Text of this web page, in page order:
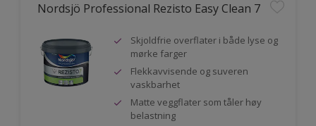
Nordsjö Professional Rezisto Easy Clean 7
Skjoldfrie overflater i både lyse og
mørke farger
Flekkavvisende og suveren
vaskbarhet
Matte veggflater som tåler høy
belastning